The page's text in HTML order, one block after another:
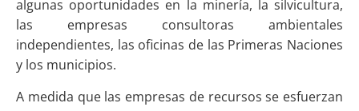
algunas oportunidades en la minería, la silvicultura,
las empresas consultoras ambientales
independientes, las oficinas de las Primeras Naciones
y los municipios.
A medida que las empresas de recursos se esfuerzan